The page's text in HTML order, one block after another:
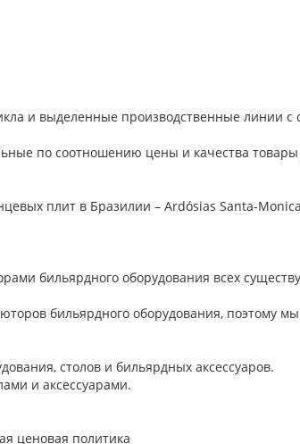
и выделенные производственные линии с
по соотношению цены и качества
плит в Бразилии – Ardósias Santa-
бильярдного оборудования всех
бильярдного оборудования, поэтому
столов и бильярдных аксессуаров.
и аксессуарами.
ценовая политика